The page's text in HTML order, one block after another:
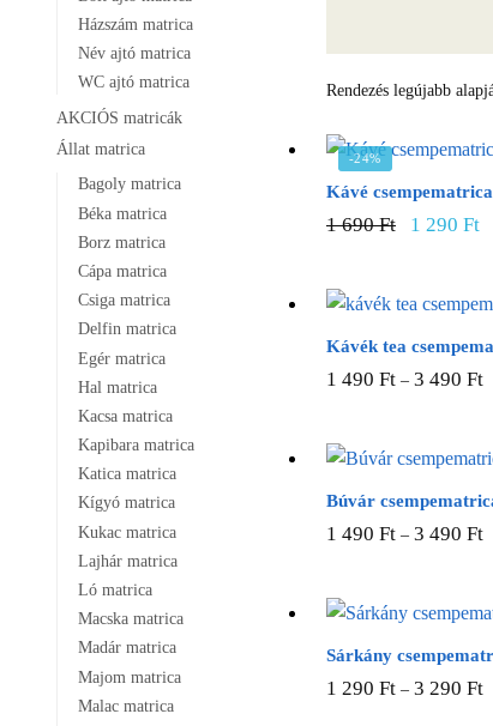
-24%
Kávé
1 690Ft
Original
1
1 290 Ft
1
Kávék tea
1 490 Ft – 3 490 Ft
a
Búvár
1 490 Ft – 3 490 Ft
Sárkány
1 290 Ft – 3 290 Ft
Házszám matrica
Név ajtó matrica
WC ajtó matrica
AKCIÓS matricák
Állat matrica
Bagoly matrica
Béka matrica
Borz matrica
Cápa matrica
Csiga matrica
Delfin matrica
Egér matrica
Hal matrica
Kacsa matrica
Kapibara matrica
Katica matrica
Kígyó matrica
Kukac matrica
Lajhár matrica
Ló matrica
Macska matrica
Madár matrica
Majom matrica
Malac matrica